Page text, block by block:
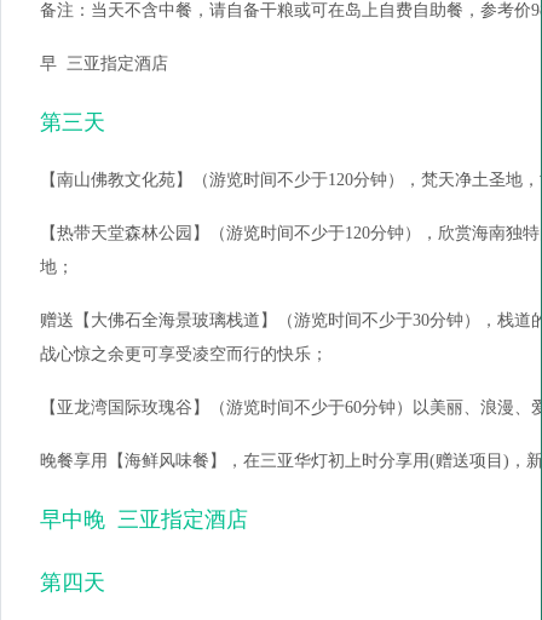
备注：当天不含中餐，请自备干粮或可在岛上自费自助餐，参考价
早 三亚指定酒店
第三天
【南山佛教文化苑】（游览时间不少于120分钟），梵天净土圣
【热带天堂森林公园】（游览时间不少于120分钟），欣赏海南
地；
赠送【大佛石全海景玻璃栈道】（游览时间不少于30分钟），栈
战心惊之余更可享受凌空而行的快乐；
【亚龙湾国际玫瑰谷】（游览时间不少于60分钟）以美丽、浪漫
晚餐享用【海鲜风味餐】，在三亚华灯初上时分享用(赠送项目)
早中晚 三亚指定酒店
第四天